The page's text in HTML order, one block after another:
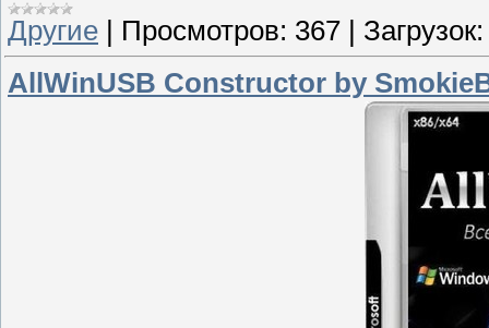
Другие
Просмотров: 367
Загрузок:
AllWinUSB Constructor by